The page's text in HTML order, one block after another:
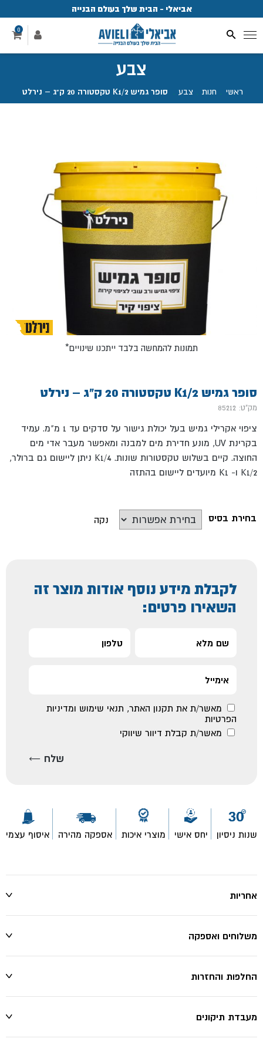
אביאלי - הבית שלך בעולם הבנייה
0
צבע
ראשי חנות צבע סופר גמיש K1/2 טקסטורה 20 ק"ג – נירלט
סופר גמיש K1/2 טקסטורה 20 ק"ג – נירלט
מק"ט: 85212
ציפוי אקרילי גמיש בעל יכולת גישור על סדקים עד 1 מ"מ. עמיד
בקרינת UV, מונע חדירת מים למבנה ומאפשר מעבר אדי מים
החוצה. קיים בשלוש טקסטורות שונות. K1/4 ניתן ליישום גם ברולר,
K1/2 ו- K1 מיועדים ליישום בהתזה
בחירת בסיס נקה
לקבלת מידע נוסף אודות מוצר זה
השאירו פרטים:
מאשר/ת את תקנון האתר, תנאי שימוש ומדיניות
הפרטיות
מאשר/ת קבלת דיוור שיווקי
שנות ניסיון יחס אישי מוצרי איכות אספקה מהירה איסוף עצמי
אחריות
משלוחים ואספקה
החלפות והחזרות
מעבדת תיקונים
*תמונות להמחשה בלבד ייתכנו שינויים